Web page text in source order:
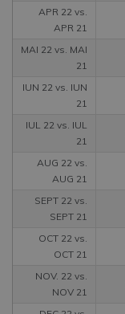
APR 22 vs.
APR 21
MAI 22 vs. MAI
21
IUN 22 vs. IUN
21
IUL 22 vs. IUL
21
AUG 22 vs.
AUG 21
SEPT 22 vs.
SEPT 21
OCT 22 vs.
OCT 21
NOV. 22 vs.
NOV 21